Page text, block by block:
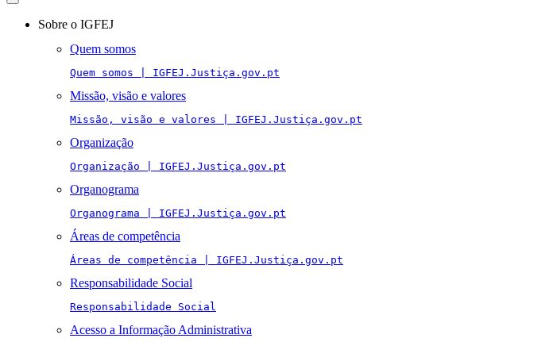
Toggle
navigationSobre o IGFEJ
Quem somos
Quem somos | IGFEJ.Justiça.gov.pt
Missão, visão e valores
Missão, visão e valores | IGFEJ.Justiça.gov.pt
Organização
Organização | IGFEJ.Justiça.gov.pt
Organograma
Organograma | IGFEJ.Justiça.gov.pt
Áreas de competência
Áreas de competência | IGFEJ.Justiça.gov.pt
Responsabilidade Social
Responsabilidade Social
Acesso a Informação Administrativa